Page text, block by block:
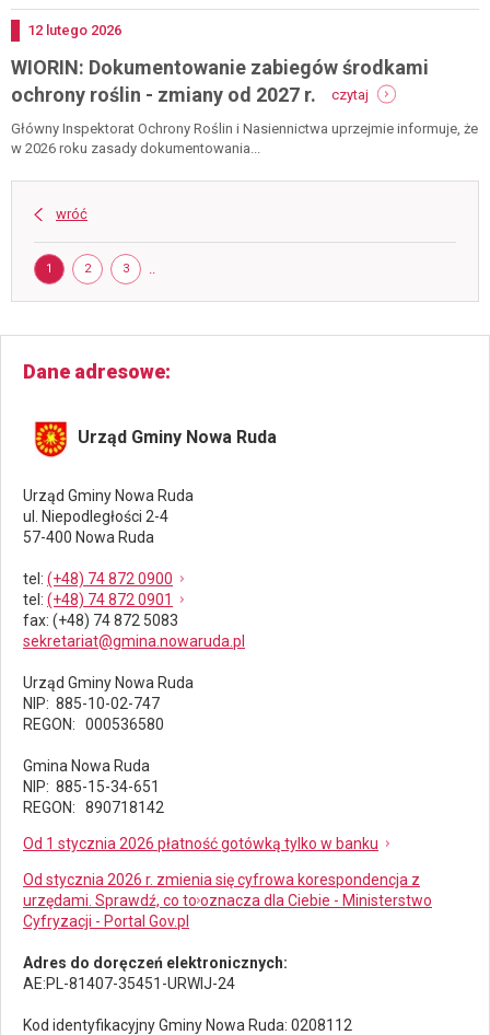
Dodano
12 lutego 2026
WIORIN: Dokumentowanie zabiegów środkami
ochrony roślin - zmiany od 2027 r.
czytaj
wiorin:
dokumentowanie
ochrony
zmiany
r.
Główny Inspektorat Ochrony Roślin i Nasiennictwa uprzejmie informuje, że
w 2026 roku zasady dokumentowania...
wróć
Strona
STRONA
1 STRONA
2 STRONA
3
Dane adresowe
Urząd Gminy Nowa Ruda
Urząd Gminy Nowa Ruda
ul. Niepodległości 2-4
57-400 Nowa Ruda
tel : (+48) 74 872 0900
tel : (+48) 74 872 0901
fax: (+48) 74 872 5083
sekretariat@gmina.nowaruda.pl
Urząd Gminy Nowa Ruda
NIP: 885-10-02-747
REGON: 000536580
Gmina Nowa Ruda
NIP: 885-15-34-651
REGON: 890718142
Od 1 stycznia 2026 płatność gotówką tylko w banku
Od stycznia 2026 r. zmienia się cyfrowa korespondencja z
urzędami. Sprawdź, co to oznacza dla Ciebie - Ministerstwo
Cyfryzacji - Portal Gov.pl
Adres do doręczeń elektronicznych:
AE:PL-81407-35451-URWIJ-24
Kod identyfikacyjny Gminy Nowa Ruda: 0208112